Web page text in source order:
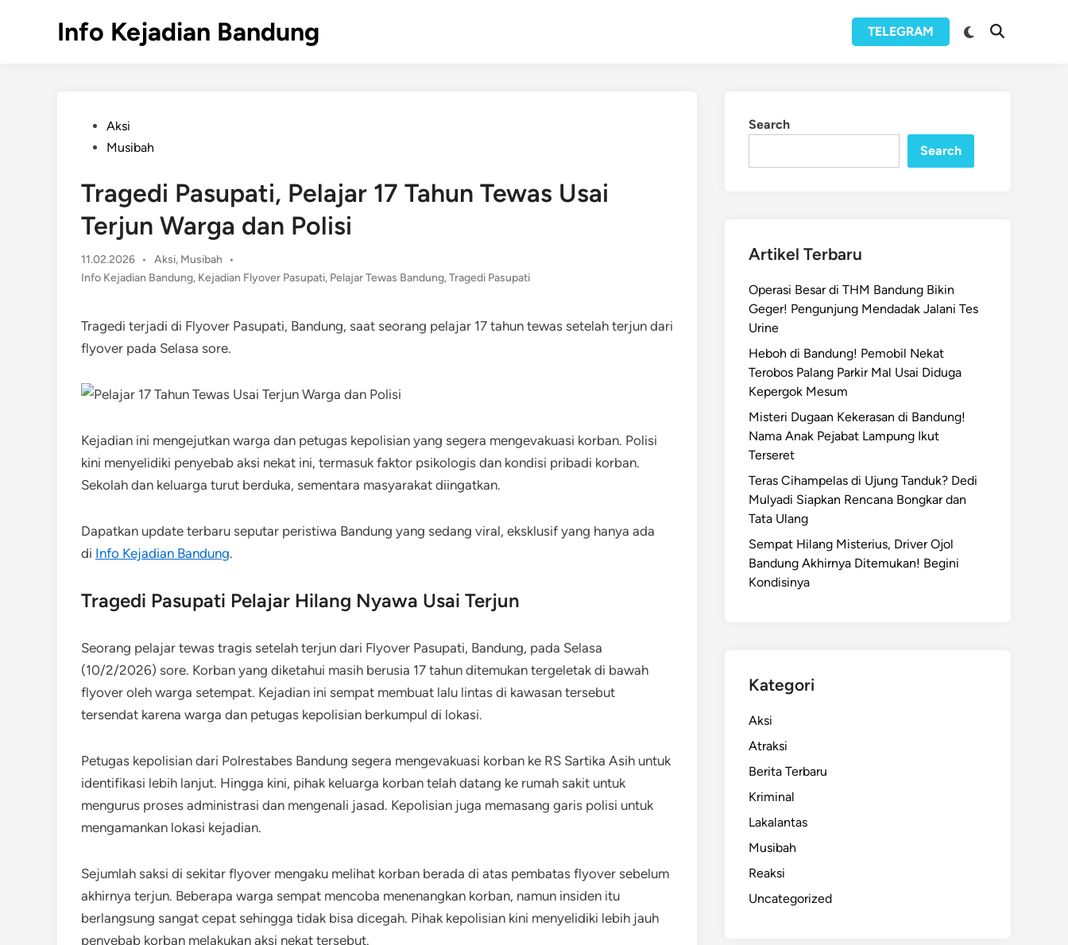
Info Kejadian Bandung TELEGRAM
Switch
Open
PostedAksi
Musibah
Tragedi Pasupati, Pelajar 17 Tahun Tewas Usai
Terjun Warga dan Polisi
11.02.2026 •
Posted
in
Aksi, Musibah
•
Info Kejadian Bandung, Kejadian Flyover Pasupati, Pelajar Tewas Bandung,Tragedi Pasupati
Tragedi terjadi di Flyover Pasupati, Bandung, saat seorang pelajar 17 tahun tewas setelah terjun dari
flyover pada Selasa sore.
Kejadian ini mengejutkan warga dan petugas kepolisian yang segera mengevakuasi korban. Polisi
kini menyelidiki penyebab aksi nekat ini, termasuk faktor psikologis dan kondisi pribadi korban.
Sekolah dan keluarga turut berduka, sementara masyarakat diingatkan.
Dapatkan update terbaru seputar peristiwa Bandung yang sedang viral, eksklusif yang hanya ada
di Info Kejadian Bandung.
Tragedi Pasupati Pelajar Hilang Nyawa Usai Terjun
Seorang pelajar tewas tragis setelah terjun dari Flyover Pasupati, Bandung, pada Selasa
(10/2/2026) sore. Korban yang diketahui masih berusia 17 tahun ditemukan tergeletak di bawah
flyover oleh warga setempat. Kejadian ini sempat membuat lalu lintas di kawasan tersebut
tersendat karena warga dan petugas kepolisian berkumpul di lokasi.
Petugas kepolisian dari Polrestabes Bandung segera mengevakuasi korban ke RS Sartika Asih untuk
identifikasi lebih lanjut. Hingga kini, pihak keluarga korban telah datang ke rumah sakit untuk
mengurus proses administrasi dan mengenali jasad. Kepolisian juga memasang garis polisi untuk
mengamankan lokasi kejadian.
Sejumlah saksi di sekitar flyover mengaku melihat korban berada di atas pembatas flyover sebelum
akhirnya terjun. Beberapa warga sempat mencoba menenangkan korban, namun insiden itu
berlangsung sangat cepat sehingga tidak bisa dicegah. Pihak kepolisian kini menyelidiki lebih jauh
penyebab korban melakukan aksi nekat tersebut.
Search
Search
Artikel Terbaru
Operasi Besar di THM Bandung Bikin
Geger! Pengunjung Mendadak Jalani Tes
Urine
Heboh di Bandung! Pemobil Nekat
Terobos Palang Parkir Mal Usai Diduga
Kepergok Mesum
Misteri Dugaan Kekerasan di Bandung!
Nama Anak Pejabat Lampung Ikut
Terseret
Teras Cihampelas di Ujung Tanduk? Dedi
Mulyadi Siapkan Rencana Bongkar dan
Tata Ulang
Sempat Hilang Misterius, Driver Ojol
Bandung Akhirnya Ditemukan! Begini
Kondisinya
Kategori
Aksi
Atraksi
Berita Terbaru
Kriminal
Lakalantas
Musibah
Reaksi
Uncategorized